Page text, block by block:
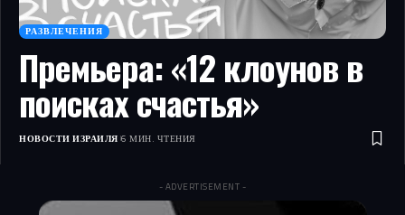
РАЗВЛЕЧЕНИЯ
Премьера: «12 клоунов в
поисках счастья»
НОВОСТИ ИЗРАИЛЯ 6 МИН. ЧТЕНИЯ
- ADVERTISEMENT -